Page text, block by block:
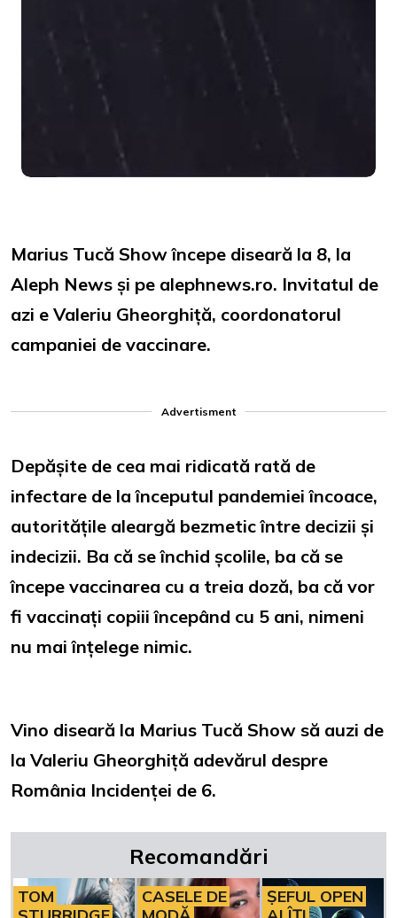
Marius Tucă Show începe diseară la 8, la
Aleph News și pe alephnews.ro. Invitatul de
azi e Valeriu Gheorghiță, coordonatorul
campaniei de vaccinare.
Advertisment
Depășite de cea mai ridicată rată de
infectare de la începutul pandemiei încoace,
autoritățile aleargă bezmetic între decizii și
indecizii. Ba că se închid școlile, ba că se
începe vaccinarea cu a treia doză, ba că vor
fi vaccinați copiii începând cu 5 ani, nimeni
nu mai înțelege nimic.
Vino diseară la Marius Tucă Show să auzi de
la Valeriu Gheorghiță adevărul despre
România Incidenței de 6.
Recomandări
TOM
CASELE DE
ȘEFUL OPEN